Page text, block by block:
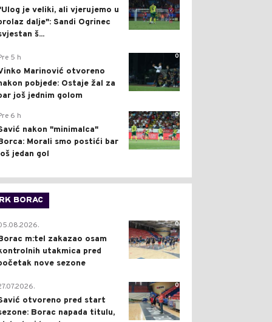
je veliki, ali vjerujemo u
dalje": Sandi Ogrinec
š...
0
5 h
Marinović otvoreno
pobjede: Ostaje žal za
još jednim golom
0
6 h
nakon "minimalca"
Morali smo postići bar
jedan gol
RK BORAC
0
m:tel zakazao osam
utakmica pred
nove sezone
0
otvoreno pred start
Borac napada titulu,